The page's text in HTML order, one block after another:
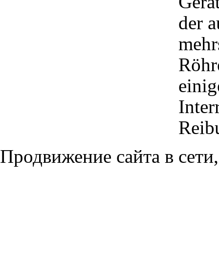
der
Продвижение сайта в